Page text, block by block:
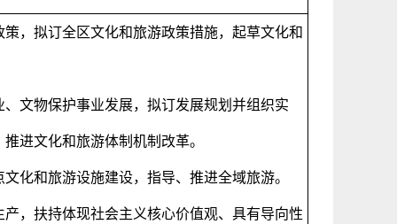
，拟订全区文化和旅游政策措施，起草文化和
文物保护事业发展，拟订发展规划并组织实
进文化和旅游体制机制改革。
化和旅游设施建设，指导、推进全域旅游。
，扶持体现社会主义核心价值观、具有导向性